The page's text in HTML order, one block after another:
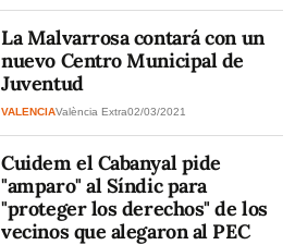
La Malvarrosa contará con un
nuevo Centro Municipal de
Juventud
VALENCIAValència Extra02/03/2021
Cuidem el Cabanyal pide
"amparo" al Síndic para
"proteger los derechos" de los
vecinos que alegaron al PEC